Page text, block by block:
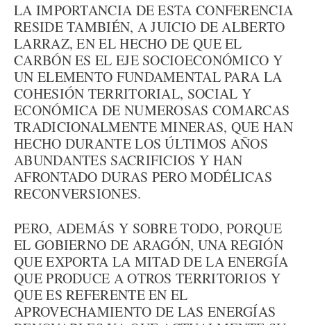
LA IMPORTANCIA DE ESTA CONFERENCIA
RESIDE TAMBIÉN, A JUICIO DE ALBERTO
LARRAZ, EN EL HECHO DE QUE EL
CARBÓN ES EL EJE SOCIOECONÓMICO Y
UN ELEMENTO FUNDAMENTAL PARA LA
COHESIÓN TERRITORIAL, SOCIAL Y
ECONÓMICA DE NUMEROSAS COMARCAS
TRADICIONALMENTE MINERAS, QUE HAN
HECHO DURANTE LOS ÚLTIMOS AÑOS
ABUNDANTES SACRIFICIOS Y HAN
AFRONTADO DURAS PERO MODÉLICAS
RECONVERSIONES.
PERO, ADEMÁS Y SOBRE TODO, PORQUE
EL GOBIERNO DE ARAGÓN, UNA REGIÓN
QUE EXPORTA LA MITAD DE LA ENERGÍA
QUE PRODUCE A OTROS TERRITORIOS Y
QUE ES REFERENTE EN EL
APROVECHAMIENTO DE LAS ENERGÍAS